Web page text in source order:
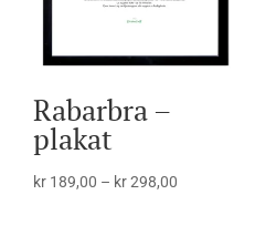
Rabarbra –
plakat
kr 189,00 – kr298,00